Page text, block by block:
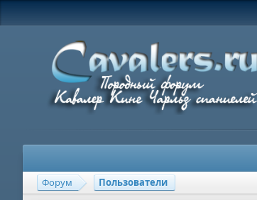
Форум Пользователи